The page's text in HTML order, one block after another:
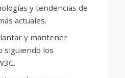
y tendencias de
actuales.
y mantener
siguiendo los